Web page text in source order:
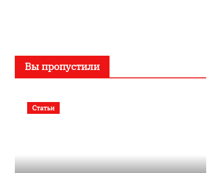
Вы пропустили
Статьи